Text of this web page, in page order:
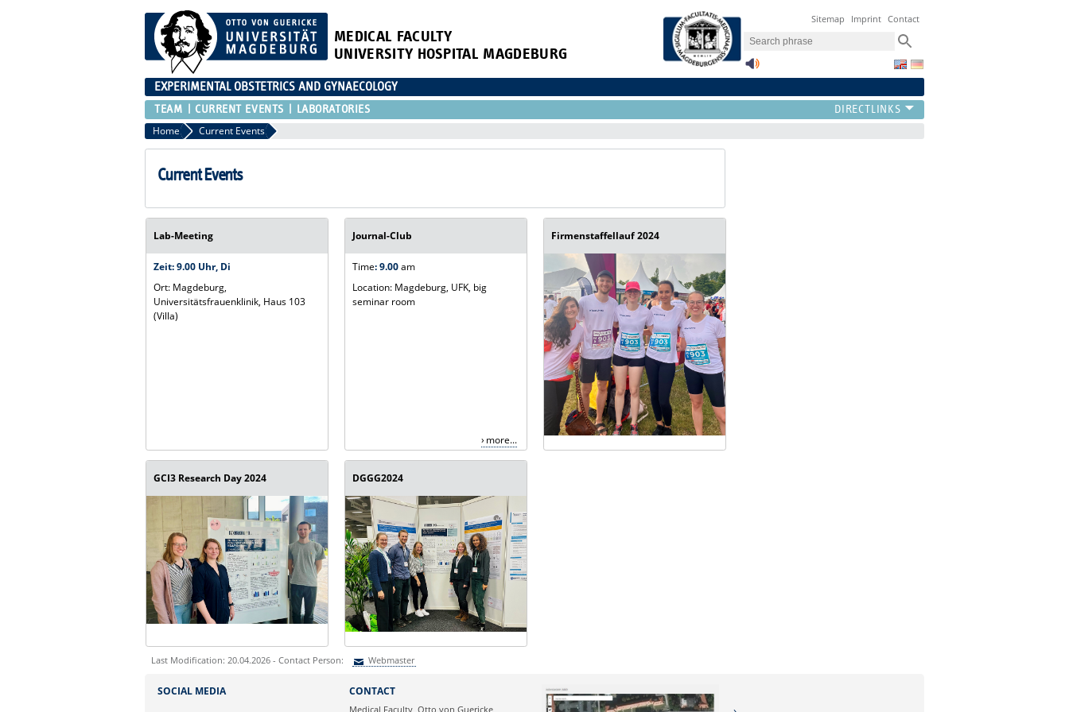
MEDICAL FACULTY
UNIVERSITY HOSPITAL MAGDEBURG
Sitemap Imprint Contact
EXPERIMENTAL OBSTETRICS AND GYNAECOLOGY
TEAM CURRENT EVENTS LABORATORIES
Home Current Events
Current Events
Lab-Meeting
Zeit: 9.00 Uhr, Di
Ort: Magdeburg,
Universitätsfrauenklinik, Haus 103
(Villa)
Journal-Club
Time:9.00am
Location: Magdeburg, UFK, big
seminar room
more...
Firmenstaffellauf 2024
GCI3 Research Day 2024 DGGG2024
Last Modification: 20.04.2026 - Contact Person: Webmaster
SOCIAL MEDIA CONTACT
Medical Faculty, Otto von Guericke